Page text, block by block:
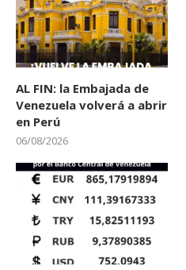
AL FIN: la Embajada de
Venezuela volverá a abrir
en Perú
06/08/2026